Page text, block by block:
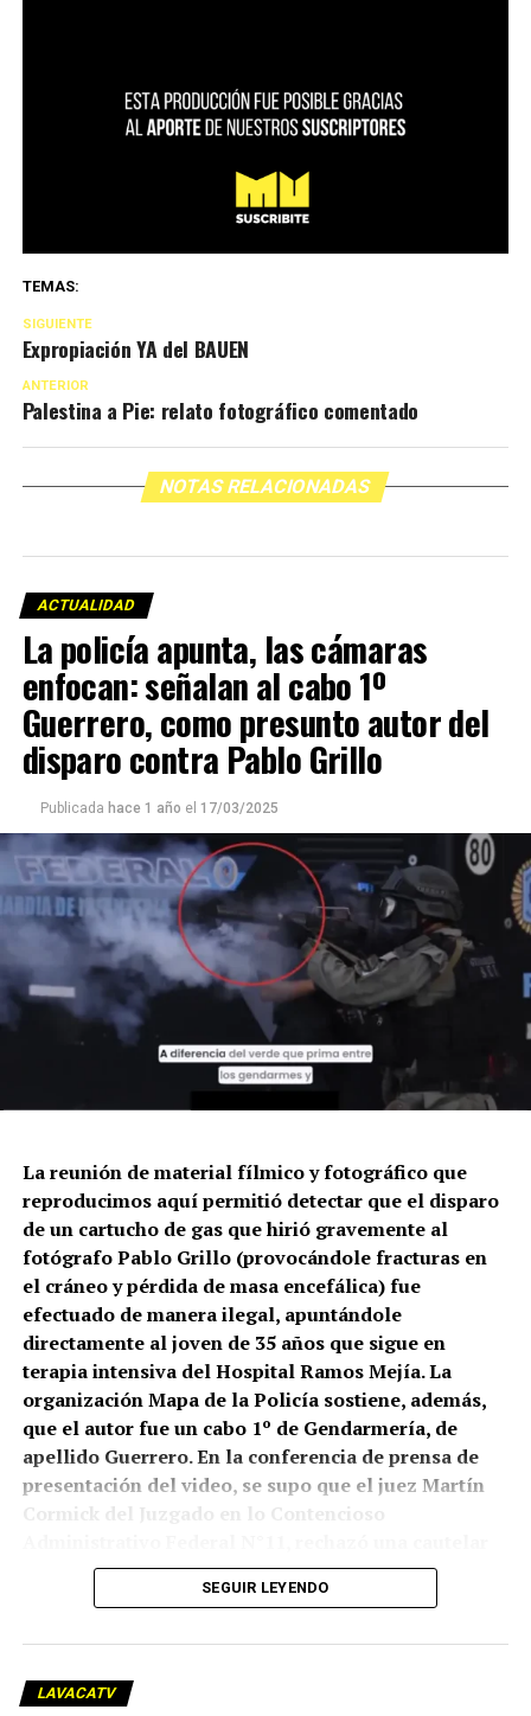
TEMAS:
SIGUIENTE
Expropiación YA del BAUEN
ANTERIOR
Palestina a Pie: relato fotográfico comentado
NOTAS RELACIONADAS
ACTUALIDAD
La policía apunta, las cámaras
enfocan: señalan al cabo 1º
Guerrero, como presunto autor del
disparo contra Pablo Grillo
Publicada hace 1 año el 17/03/2025
La reunión de material fílmico y fotográfico que
reproducimos aquí permitió detectar que el disparo
de un cartucho de gas que hirió gravemente al
fotógrafo Pablo Grillo (provocándole fracturas en
el cráneo y pérdida de masa encefálica) fue
efectuado de manera ilegal, apuntándole
directamente al joven de 35 años que sigue en
terapia intensiva del Hospital Ramos Mejía. La
organización Mapa de la Policía sostiene, además,
que el autor fue un cabo 1º de Gendarmería, de
apellido Guerrero. En la conferencia de prensa de
presentación del video, se supo que el juez Martín
Cormick del Juzgado en lo Contencioso
que había presentado el Centro de Estudios Legales
y Sociales (CELS), que está intentando una
lo que sí planteó Cormick es que “ante la
SEGUIR LEYENDO
LAVACATV